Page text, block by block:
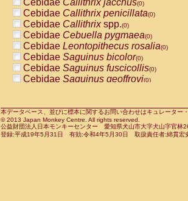
PitheciidaePithecia pithecia(0)
CercopithecidaeCercocebus agilis
CercopithecidaeCercocebus
CercopithecidaeCercocebus
CercopithecidaeCercocebus
CercopithecidaeCercocebus
CercopithecidaeCercocebushybrid
CercopithecidaePapio anubis(0)
CercopithecidaePapio cynocephalus
CercopithecidaePapio hamadryas(0)
Cebidae Callithrix jacchus(0)
Cebidae Callithrix penicillata(0)
Cebidae Callithrixspp.(0)
Cebidae Cebuella pygmaea(0)
Cebidae Leontopithecus rosalia(0)
Cebidae Saguinus bicolor(0)
Cebidae Saguinus fuscicollis(0)
Cebidae Saguinus geoffroyi(0)
CebidaeSaguinus leucopus(0)
CebidaeSaguinus midas(0)
Cebidae Saguinus mystax(0)
本データベース、並びに標本に関するお問い合わせはキュレータ
© 2013 Japan Monkey Centre. All rights reserved.
公益財団法人日本モンキーセンター 愛知県犬山市大字犬山字官
登録:平成19年5月31日 有効:令和4年5月30日 取扱責任者:綿貫宏